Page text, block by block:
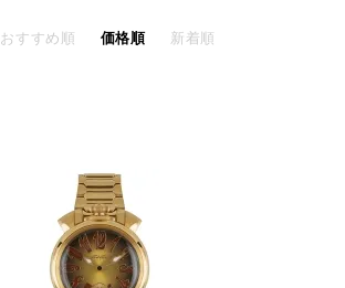
おすすめ順
価格順 新着順